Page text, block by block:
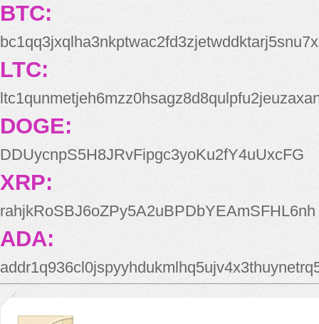
BTC:
bc1qq3jxqlha3nkptwac2fd3zjetwddktarj5snu7x
LTC:
DOGE:
DDUycnpS5H8JRvFipgc3yoKu2fY4uUxcFG
XRP:
rahjkRoSBJ6oZPy5A2uBPDbYEAmSFHL6nh
ADA: